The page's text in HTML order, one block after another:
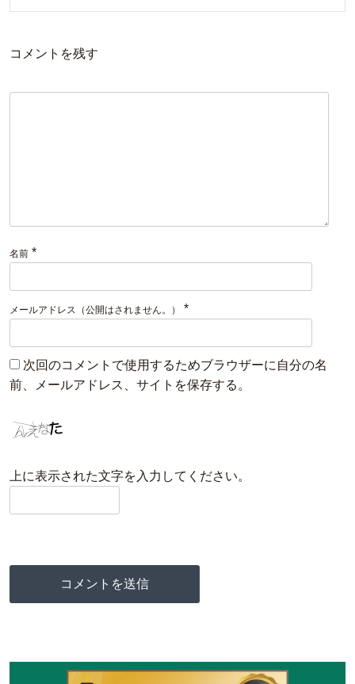
コメントを残す
名前 *
メールアドレス（公開はされません。） *
次回のコメントで使用するためブラウザーに自分の名
前、メールアドレス、サイトを保存する。
上に表示された文字を入力してください。